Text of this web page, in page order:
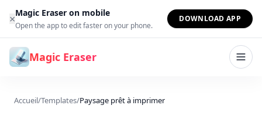
Aller au contenu
×Magic Eraser on mobile
Open the app to edit faster on your phone.
DOWNLOAD APP
Magic Eraser
Accueil/Templates/Paysage prêt à imprimer